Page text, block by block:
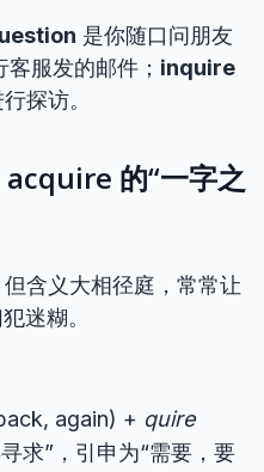
是你随口问朋友
服发的邮件； inquire
探访。
的“一字之
含义大相径庭，常常让
迷糊。
again) + quire
求”，引申为“需要，要